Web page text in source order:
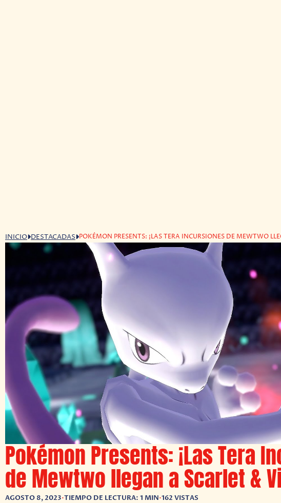
INICIO DESTACADAS POKÉMON PRESENTS: ¡LAS TERA INCURSIONES DE MEWTWO
Pokémon Presents: ¡Las Tera
de Mewtwo llegan a Scarlet &
AGOSTO 8, 2023•TIEMPO DE LECTURA: 1 MIN•162 VISTAS